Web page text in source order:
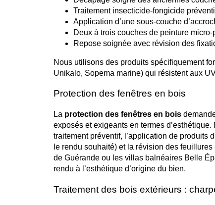
Traitement insecticide-fongicide
Application d’une sous-couche
Deux à trois couches de peinture
Repose soignée avec révision des
Nous utilisons des produits spécifiquement
Unikalo, Sopema marine) qui résistent aux
Protection des fenêtres en bois
La protection des fenêtres en bois
exposés et exigeants en termes
traitement préventif, l’application de produits
le rendu souhaité) et la révision des
de Guérande ou les villas balnéaires Belle
rendu à l’esthétique d’origine du bien.
Traitement des bois extérieurs :